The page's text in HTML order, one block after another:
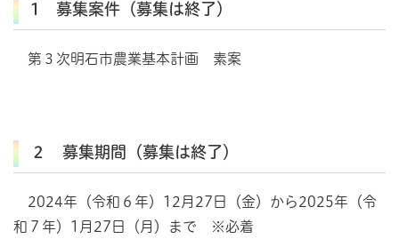
1 募集案件（募集は終了）
第３次明石市農業基本計画 素案
２ 募集期間（募集は終了）
2024年（令和６年）12月27日（金）から2025年（令
和７年）1月27日（月）まで ※必着